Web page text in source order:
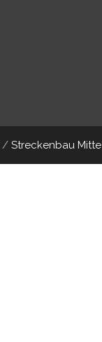
/ Streckenbau Mitte